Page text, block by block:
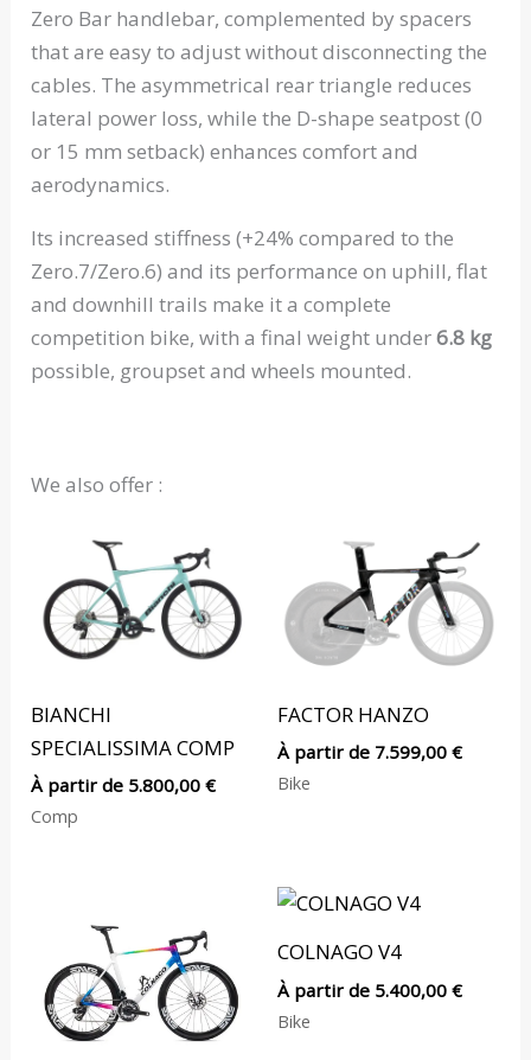
Zero Bar handlebar, complemented by spacers
that are easy to adjust without disconnecting the
cables. The asymmetrical rear triangle reduces
lateral power loss, while the D-shape seatpost (0
or 15 mm setback) enhances comfort and
aerodynamics.
Its increased stiffness (+24% compared to the
Zero.7/Zero.6) and its performance on uphill, flat
and downhill trails make it a complete
competition bike, with a final weight under6.8 kg
possible, groupset and wheels mounted.
We also offer :
BIANCHI
SPECIALISSIMA COMP
À partir de 5.800,00€
Comp
FACTOR HANZO
À partir de 7.599,00 €
Bike
COLNAGO V4
À partir de 5.400,00 €
Bike